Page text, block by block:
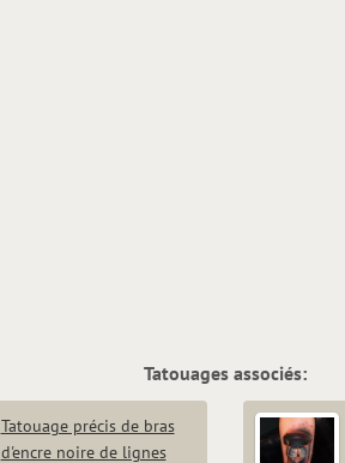
Tatouages associés:
Tatouage précis de bras
d'encre noire de lignes